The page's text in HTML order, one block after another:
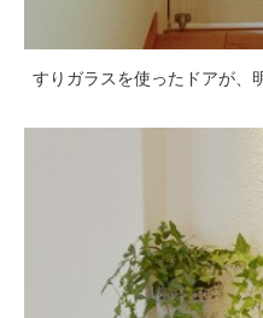
すりガラスを使ったドアが、